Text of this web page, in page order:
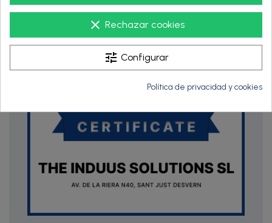
clear Rechazar cookies
tune Configurar
Política de privacidad y cookies